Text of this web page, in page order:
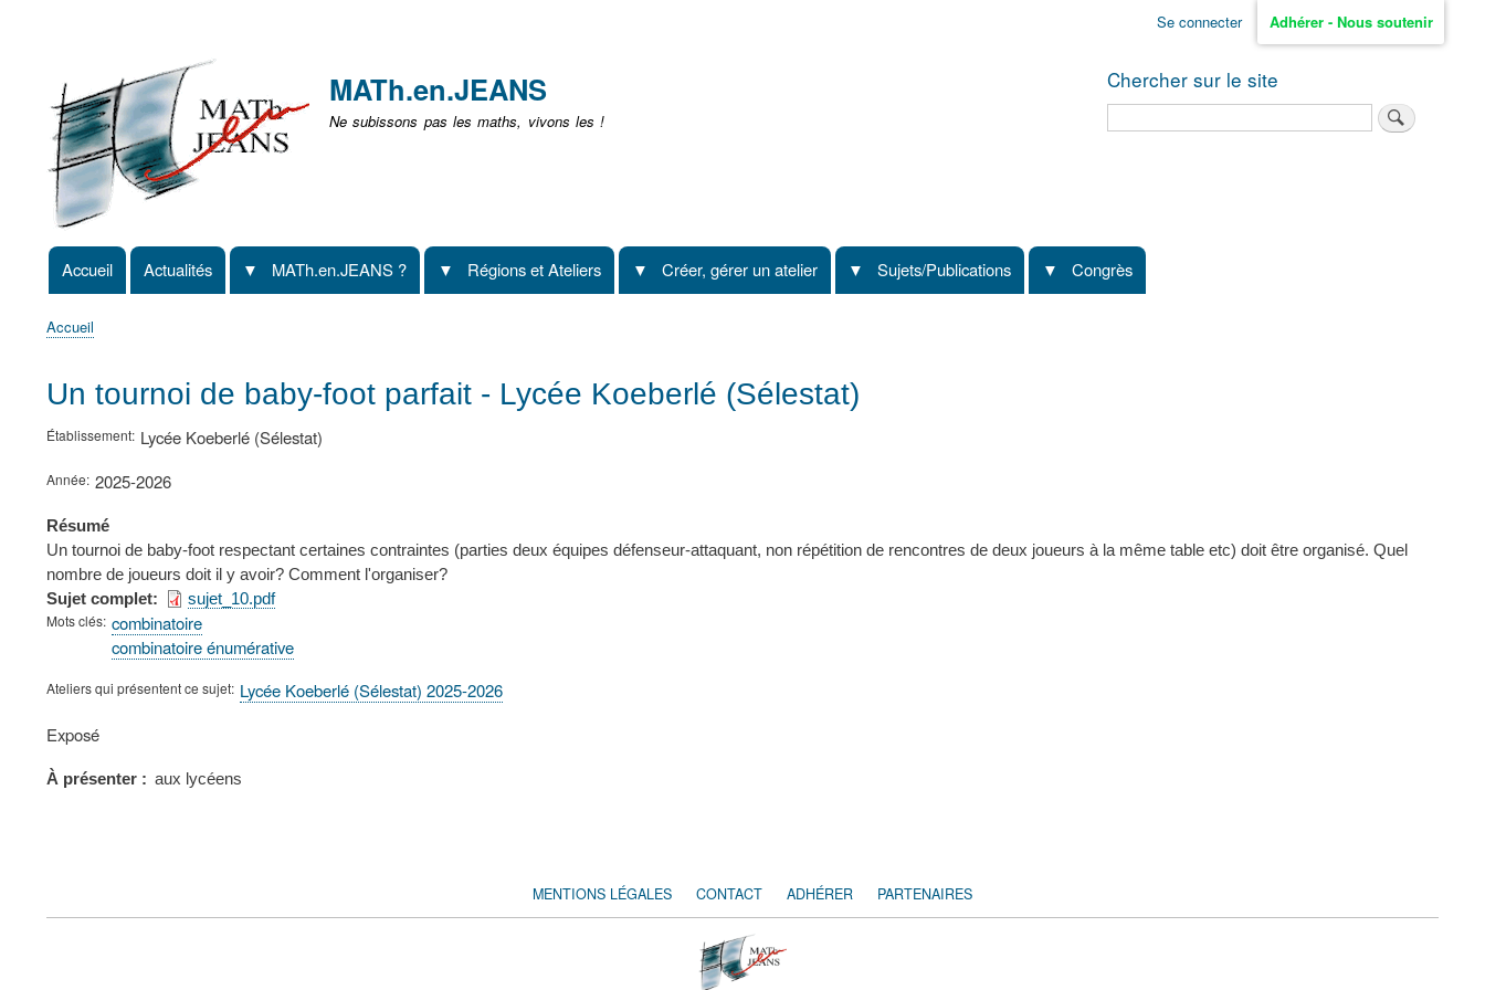
non
identifié
Se connecter Adhérer - Nous soutenir
MATh.en.JEANS
Ne subissons pas les maths, vivons les !
Chercher sur le site
Navigation
principale
Accueil Actualités MATh.en.JEANS ? Régions et Ateliers Créer, gérer un atelier Sujets/Publications Congrès
d'Ariane
Accueil
Un tournoi de baby-foot parfait - Lycée Koeberlé (Sélestat)
Établissement Lycée Koeberlé (Sélestat)
Année 2025-2026
Résumé
Un tournoi de baby-foot respectant certaines contraintes (parties deux équipes défenseur-attaquant, non répétition de rencontres de deux joueurs à la même table etc) doit être organisé. Quel
nombre de joueurs doit il y avoir? Comment l'organiser?
Sujet complet
sujet_10.pdf
Mots clés combinatoire
combinatoire énumérative
Ateliers qui présentent ce sujet Lycée Koeberlé (Sélestat) 2025-2026
Type
présentation
Exposé
À présenter aux lycéens
FOOTER
MENTIONS LÉGALES CONTACT ADHÉRER PARTENAIRES